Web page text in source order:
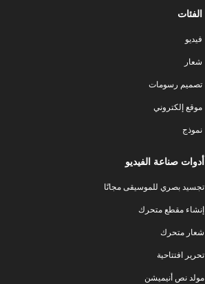
الفئات
فيديو
شعار
تصميم رسومات
موقع إلكتروني
نموذج
أدوات صناعة الفيديو
تجسيد بصري للموسيقى مجانًا
إنشاء مقطع متحرك
شعار متحرك
تحرير افتتاحية
مولد نص أنيميشن